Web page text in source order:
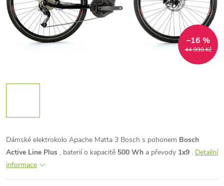
44 990 Kč
–16 %
Dámské elektrokolo Apache Matta 3 Bosch s pohonem Bosch
Active Line Plus , baterií o kapacitě 500 Wh a převody 1x9 . Detailní
informace